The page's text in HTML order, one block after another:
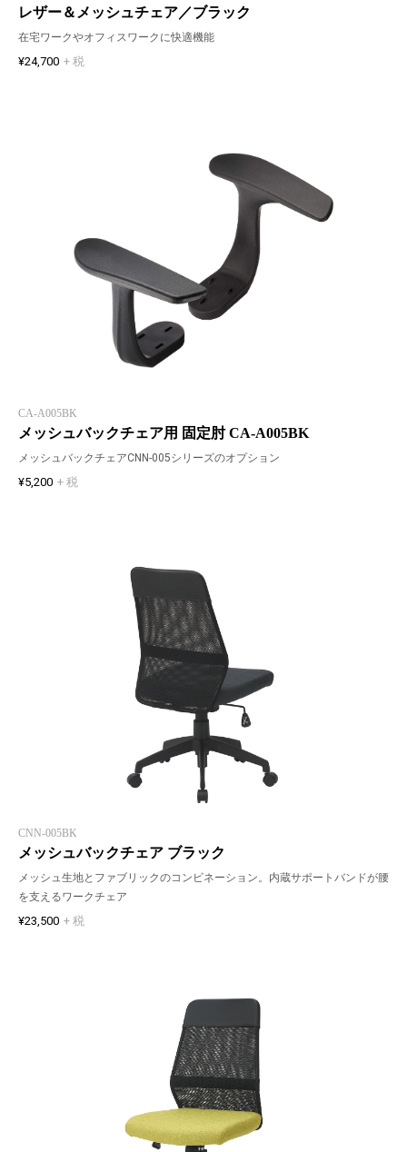
レザー＆メッシュチェア／ブラック
在宅ワークやオフィスワークに快適機能
¥24,700 + 税
CA-A005BK
メッシュバックチェア用 固定肘 CA-A005BK
メッシュバックチェアCNN-005シリーズのオプション
¥5,200 + 税
CNN-005BK
メッシュバックチェア ブラック
メッシュ生地とファブリックのコンビネーション。内蔵サポートバンドが腰
を支えるワークチェア
¥23,500 + 税